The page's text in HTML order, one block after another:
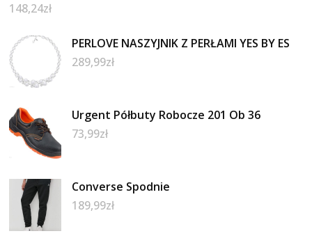
148,24zł
PERLOVE NASZYJNIK Z PERŁAMI YES BY ES
289,99zł
Urgent Półbuty Robocze 201 Ob 36
73,99zł
Converse Spodnie
189,99zł